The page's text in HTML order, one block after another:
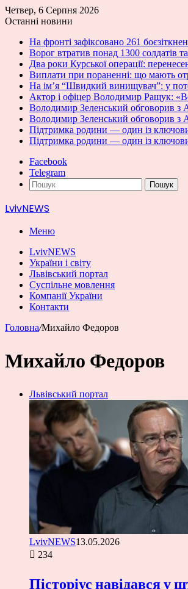
Четвер, 6 Серпня 2026
Останні новини
На фронті зафіксовано 261
Ворог втратив понад 1300
Два роки Курської операції:
Виплати при пораненні: що мають
На ім’я “Швидкий винищувач”: у
Актор і офіцер Володимир Ращук:
Володимир Зеленський обговорив з
Володимир Зеленський обговорив з
Підтримка родини — один із
Підтримка родини — один із
Facebook
Telegram
Пошук
LvivNEWS
Меню
LvivNEWS
України і світу
Львівський портал
Суспільне мовлення
Компанії України
Контакти
Головна/Михайло Федоров
Михайло Федоров
Львівський портал
LvivNEWS13.05.2026
234
Пісторіус навідався у